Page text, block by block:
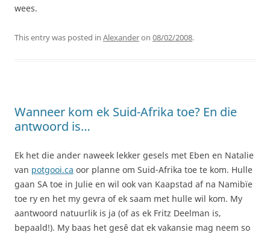
wees.
This entry was posted in Alexanderon 08/02/2008.
Wanneer kom ek Suid-Afrika toe? En die
antwoord is…
Ek het die ander naweek lekker gesels met Eben en Natalie
van potgooi.ca oor planne om Suid-Afrika toe te kom. Hulle
gaan SA toe in Julie en wil ook van Kaapstad af na Namibïe
toe ry en het my gevra of ek saam met hulle wil kom. My
aantwoord natuurlik is ja (of as ek Fritz Deelman is,
bepaald!). My baas het gesê dat ek vakansie mag neem so